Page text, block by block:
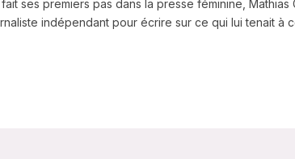
ses premiers pas dans la presse féminine,
indépendant pour écrire sur ce qui lui tenait à